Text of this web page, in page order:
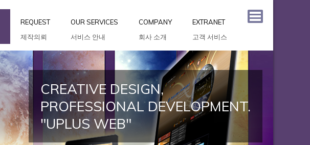
REQUEST
제작의뢰
OUR SERVICES
서비스 안내
COMPANY
회사 소개
EXTRANET
고객 서비스
CREATIVE DESIGN,
PROFESSIONAL DEVELOPMENT.
"UPLUS WEB"